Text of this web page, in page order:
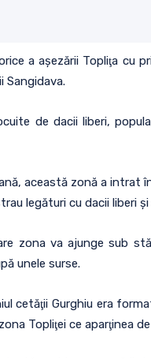
a aşezării Topliţa cu
Sangidava.
de dacii liberi,
această zonă a
legături cu dacii liberi
zona va ajunge sub
unele surse.
cetăţii Gurghiu era
Topliţei ce aparţinea